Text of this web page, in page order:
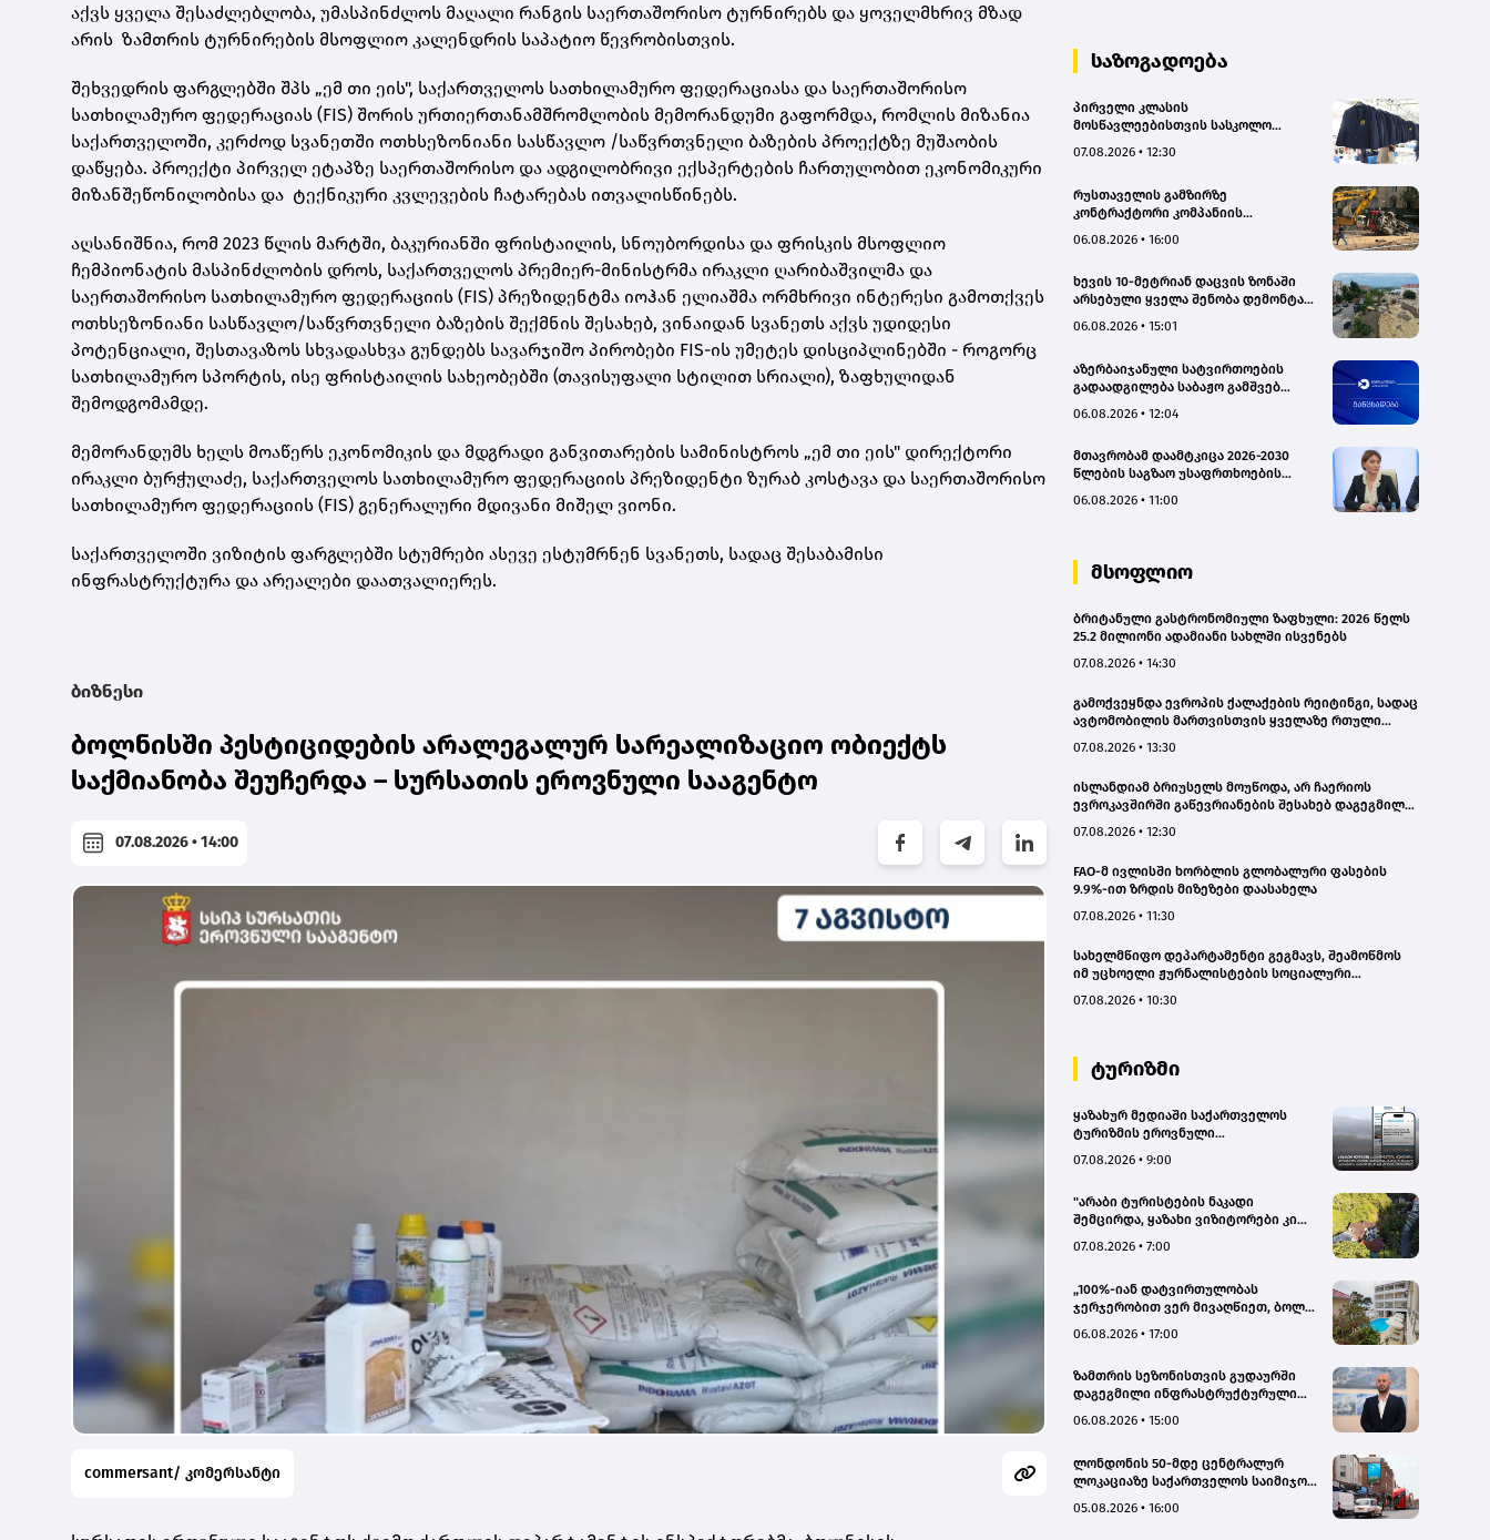
აქვს ყველა შესაძლებლობა, უმასპინძლოს მაღალი რანგის საერთაშორისო ტურნირებს და ყოველმხრივ მზად
არის ზამთრის ტურნირების მსოფლიო კალენდრის საპატიო წევრობისთვის.
შეხვედრის ფარგლებში შპს „ემ თი ეის", საქართველოს სათხილამურო ფედერაციასა და საერთაშორისო
სათხილამურო ფედერაციას (FIS) შორის ურთიერთანამშრომლობის მემორანდუმი გაფორმდა, რომლის მიზანია
საქართველოში, კერძოდ სვანეთში ოთხსეზონიანი სასწავლო /საწვრთვნელი ბაზების პროექტზე მუშაობის
დაწყება. პროექტი პირველ ეტაპზე საერთაშორისო და ადგილობრივი ექსპერტების ჩართულობით ეკონომიკური
მიზანშეწონილობისა და ტექნიკური კვლევების ჩატარებას ითვალისწინებს.
აღსანიშნია, რომ 2023 წლის მარტში, ბაკურიანში ფრისტაილის, სნოუბორდისა და ფრისკის მსოფლიო
ჩემპიონატის მასპინძლობის დროს, საქართველოს პრემიერ-მინისტრმა ირაკლი ღარიბაშვილმა და
საერთაშორისო სათხილამურო ფედერაციის (FIS) პრეზიდენტმა იოჰან ელიაშმა ორმხრივი ინტერესი გამოთქვეს
ოთხსეზონიანი სასწავლო/საწვრთვნელი ბაზების შექმნის შესახებ, ვინაიდან სვანეთს აქვს უდიდესი
პოტენციალი, შესთავაზოს სხვადასხვა გუნდებს სავარჯიშო პირობები FIS-ის უმეტეს დისციპლინებში - როგორც
სათხილამურო სპორტის, ისე ფრისტაილის სახეობებში (თავისუფალი სტილით სრიალი), ზაფხულიდან
შემოდგომამდე.
მემორანდუმს ხელს მოაწერს ეკონომიკის და მდგრადი განვითარების სამინისტროს „ემ თი ეის" დირექტორი
ირაკლი ბურჭულაძე, საქართველოს სათხილამურო ფედერაციის პრეზიდენტი ზურაბ კოსტავა და საერთაშორისო
სათხილამურო ფედერაციის (FIS) გენერალური მდივანი მიშელ ვიონი.
საქართველოში ვიზიტის ფარგლებში სტუმრები ასევე ესტუმრნენ სვანეთს, სადაც შესაბამისი
ინფრასტრუქტურა და არეალები დაათვალიერეს.
ბიზნესი
ბოლნისში პესტიციდების არალეგალურ სარეალიზაციო ობიექტს
საქმიანობა შეუჩერდა – სურსათის ეროვნული სააგენტო
07.08.2026 • 14:00
commersant/ კომერსანტი
საზოგადოება
პირველი კლასის
მოსწავლეებისთვის სასკოლო
სექტემბრის პერიოდში
07.08.2026 • 12:30
რუსთაველის გამზირზე
კონტრაქტორი კომპანიის
ახლოს იმოძრავა, რამაც ნიადაგის
გამოიწვია, გადაბრუნდა
ავტომანქანა - თვითმცლელში
იმყოფებოდა მცირეწლოვანი ბავშვი
06.08.2026 • 16:00
ხევის 10-მეტრიან დაცვის ზონაში
არსებული ყველა შენობა დემონტაჟს
06.08.2026 • 15:01
აზერბაიჯანული სატვირთოების
გადაადგილება საბაჟო გამშვებ
მიმდინარეობს- შემოსავლების
06.08.2026 • 12:04
მთავრობამ დაამტკიცა 2026-2030
წლების საგზაო უსაფრთხოების
სამოქმედო გეგმა – თამარ
06.08.2026 • 11:00
მსოფლიო
ბრიტანული გასტრონომიული ზაფხული: 2026 წელს
25.2 მილიონი ადამიანი სახლში ისვენებს
07.08.2026 • 14:30
გამოქვეყნდა ევროპის ქალაქების რეიტინგი, სადაც
ავტომობილის მართვისთვის ყველაზე რთული
07.08.2026 • 13:30
ისლანდიამ ბრიუსელს მოუწოდა, არ ჩაერიოს
ევროკავშირში გაწევრიანების შესახებ დაგეგმილ
07.08.2026 • 12:30
FAO-მ ივლისში ხორბლის გლობალური ფასების
9.9%-ით ზრდის მიზეზები დაასახელა
07.08.2026 • 11:30
სახელმწიფო დეპარტამენტი გეგმავს, შეამოწმოს
იმ უცხოელი ჟურნალისტების სოციალური
ვიზას ითხოვენ – „როიტერი“
07.08.2026 • 10:30
ტურიზმი
ყაზახურ მედიაში საქართველოს
ტურიზმის ეროვნული
კამპანიის ფარგლებში სტატიები
07.08.2026 • 9:00
"არაბი ტურისტების ნაკადი
შემცირდა, ყაზახი ვიზიტორები კი
Hotel
07.08.2026 • 7:00
„100%-იან დატვირთულობას
ჯერჯერობით ვერ მივაღწიეთ, ბოლო
გაუქმდა“ - Kobuleti Beach Club
06.08.2026 • 17:00
ზამთრის სეზონისთვის გუდაურში
დაგეგმილი ინფრასტრუქტურული
გუდაურის ტურისტული
დარსალია
06.08.2026 • 15:00
ლონდონის 50-მდე ცენტრალურ
ლოკაციაზე საქართველოს საიმიჯო
05.08.2026 • 16:00